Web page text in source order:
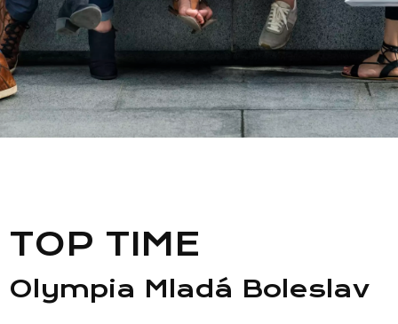
Seznam prodejen
Informace
TOP TIME
Olympia Mladá Boleslav